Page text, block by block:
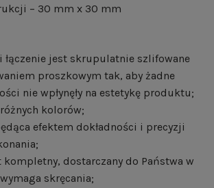
– 30 mm x 30 mm
łączenie jest skrupulatnie szlifowane
proszkowym tak, aby żadne
nie wpłynęły na estetykę produktu;
kolorów;
efektem dokładności i precyzji
dostarczany do Państwa w
skręcania;